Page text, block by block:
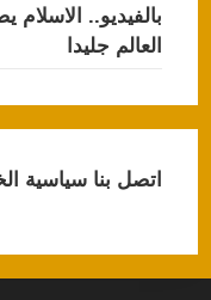
بالفيديو..
العالم جليدا
اتصل بناسياسية